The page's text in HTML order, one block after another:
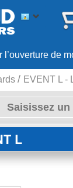
l’ouverture de
EVENT L -
L